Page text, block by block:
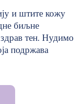
и штите кожу
биљне
здрав тен. Нудимо
подржава